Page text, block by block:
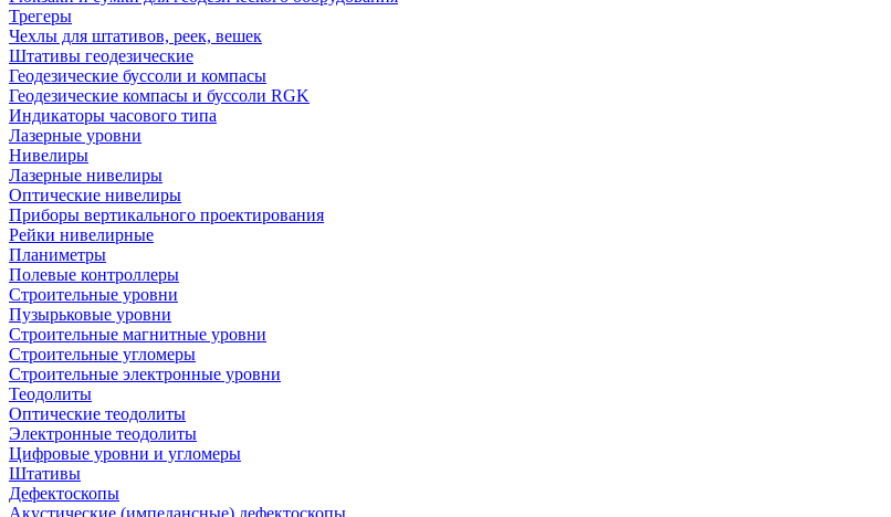
Трегеры
Чехлы для штативов, реек, вешек
Штативы геодезические
Геодезические буссоли и компасы
Геодезические компасы и буссоли RGK
Индикаторы часового типа
Лазерные уровни
Нивелиры
Лазерные нивелиры
Оптические нивелиры
Приборы вертикального проектирования
Рейки нивелирные
Планиметры
Полевые контроллеры
Строительные уровни
Пузырьковые уровни
Строительные магнитные уровни
Строительные угломеры
Строительные электронные уровни
Теодолиты
Оптические теодолиты
Электронные теодолиты
Цифровые уровни и угломеры
Штативы
Дефектоскопы
Акустические (импедансные) дефектоскопы